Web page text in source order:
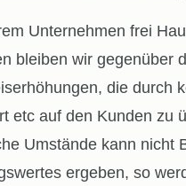
Unternehmen frei
bleiben wir gegenüber
die durch
auf den Kunden zu
Umstände kann nicht
ergeben, so